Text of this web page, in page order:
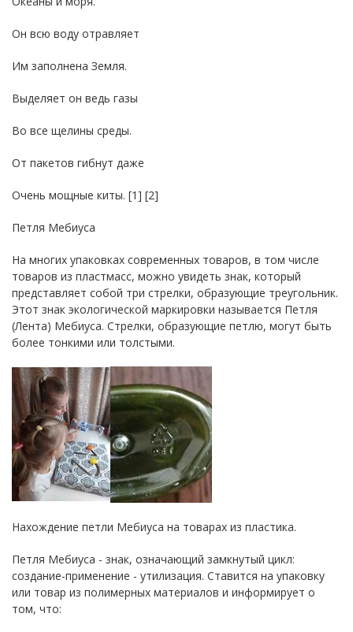
Он всю воду отравляет
Им заполнена Земля.
Выделяет он ведь газы
Во все щелины среды.
От пакетов гибнут даже
Очень мощные киты. [1] [2]
Петля Мебиуса
На многих упаковках современных товаров, в том числе
товаров из пластмасс, можно увидеть знак, который
представляет собой три стрелки, образующие треугольник.
Этот знак экологической маркировки называется Петля
(Лента) Мебиуса. Стрелки, образующие петлю, могут быть
более тонкими или толстыми.
Нахождение петли Мебиуса на товарах из пластика.
Петля Мебиуса - знак, означающий замкнутый цикл:
создание-применение - утилизация. Ставится на упаковку
или товар из полимерных материалов и информирует о
том, что: